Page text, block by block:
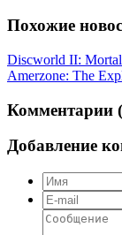
Похожие
Discworld II:
Amerzone: The
Комментарии
Добавление